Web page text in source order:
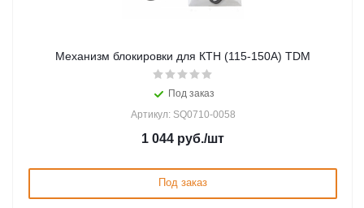
Механизм блокировки для КТН (115-150А) TDM
Под заказ
Артикул: SQ0710-0058
1 044 руб./шт
Под заказ